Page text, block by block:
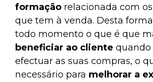
formação relacionada com
que tem à venda. Desta
todo momento o que é que
beneficiar ao cliente quando
efectuar as suas compras, o
necessário para melhorar a